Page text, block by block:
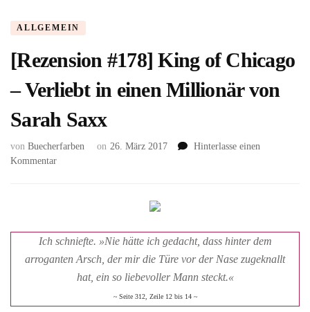
ALLGEMEIN
[Rezension #178] King of Chicago
– Verliebt in einen Millionär von
Sarah Saxx
von Buecherfarben on 26. März 2017
Hinterlasse einen
Kommentarzu
Chicago
–
Verliebt
Millionär
Ich schniefte. »Nie hätte ich gedacht, dass hinter dem
arroganten Arsch, der mir die Türe vor der Nase zugeknallt
hat, ein so liebevoller Mann steckt.«
~ Seite 312, Zeile 12 bis 14 ~